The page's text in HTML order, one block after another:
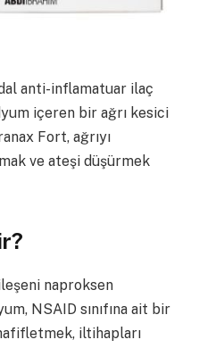
anti-inflamatuar ilaç
içeren bir ağrı kesici
Fort, ağrıyı
ve ateşi düşürmek
naproksen
NSAID sınıfına ait bir
iltihapları